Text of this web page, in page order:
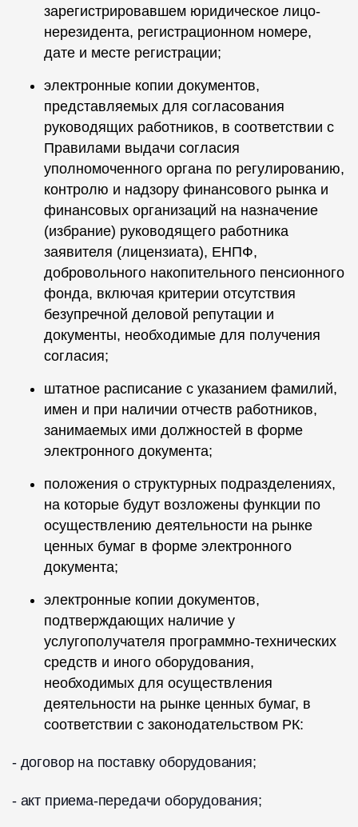
зарегистрировавшем юридическое лицо-
нерезидента, регистрационном номере,
дате и месте регистрации;
электронные копии документов,
представляемых для согласования
руководящих работников, в соответствии с
Правилами выдачи согласия
уполномоченного органа по регулированию,
контролю и надзору финансового рынка и
финансовых организаций на назначение
(избрание) руководящего работника
заявителя (лицензиата), ЕНПФ,
добровольного накопительного пенсионного
фонда, включая критерии отсутствия
безупречной деловой репутации и
документы, необходимые для получения
согласия;
штатное расписание с указанием фамилий,
имен и при наличии отчеств работников,
занимаемых ими должностей в форме
электронного документа;
положения о структурных подразделениях,
на которые будут возложены функции по
осуществлению деятельности на рынке
ценных бумаг в форме электронного
документа;
электронные копии документов,
подтверждающих наличие у
услугополучателя программно-технических
средств и иного оборудования,
необходимых для осуществления
деятельности на рынке ценных бумаг, в
соответствии с законодательством РК:
- договор на поставку оборудования;
- акт приема-передачи оборудования;